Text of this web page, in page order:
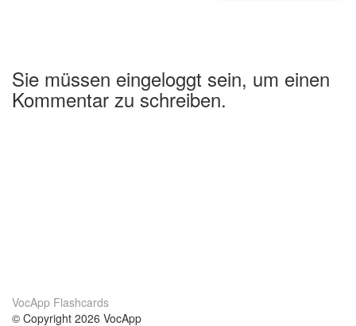
Sie müssen eingeloggt sein, um einen
Kommentar zu schreiben.
VocApp Flashcards
© Copyright 2026 VocApp